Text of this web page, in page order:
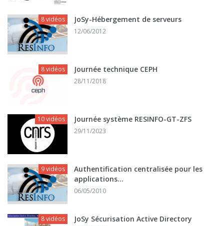
8 vidéos JoSy-Hébergement de serveurs
12/06/2012
8 vidéos Journée technique CEPH
28/11/2018
10 vidéos Journée système RESINFO-GT-ZFS
29/11/2023
9 vidéos
Authentification centralisée pour les
applications...
06/05/2010
8 vidéos JoSy Sécurisation Active Directory